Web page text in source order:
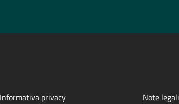
Informativa privacy
Note legali